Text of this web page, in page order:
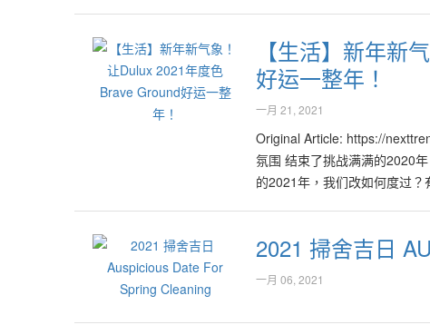
时代的改变与需求，必定能够在该领域里开拓出另一片蓝
险、股市也会面临大起大落的局面。吉利月份为2、5、7
战，但同时亦是处处有转机的一年。许鸿方说明，矿业、
推出一系列的激活配套，并得到政府相关部门的支援与引
意事项及建议。他说，激活性对新机会的敏灵嗅觉，转机
转行或推出主打产品，可以整合与连接新科技。 许鸿方阐
遇的大时代，中国以更美好的“大同世界理念”引领世界潮
与输送到消费者手中的过程里，不仅要以速度取胜，产品
得更多新的市场与机会。 大胆创新主张改革 许鸿方展望
伐从来没有因为疫情或其它任何因素而停顿下来，反而已
https://www.facebook.com/
https://www.facebook.com/
https://www.facebook.com/
https://www.facebook.com/
https://www.facebook.com/
https://www.facebook.com/
https://www.facebook.com/
【生活】新年新
好运一整年！
一月 21, 2021
Original Article: https://
氛围 结束了挑战满满的2020
的2021年，我们改如何度过
Ground大地棕，透过温暖的
氛围的环境，在沉稳的空间
2021 掃舍吉日
一月 06, 2021